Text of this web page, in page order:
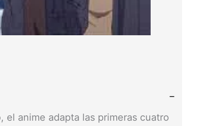
el anime adapta las primeras cuatro